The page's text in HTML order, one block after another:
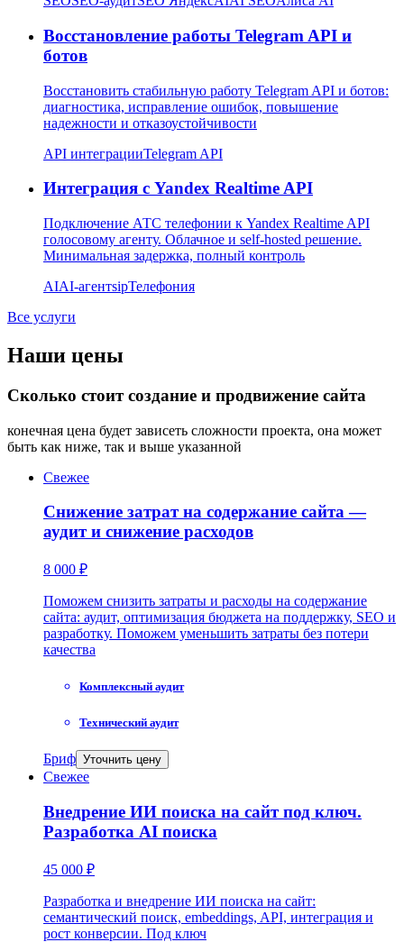
Восстановление работы Telegram API и
ботов
Восстановить стабильную работу Telegram API и ботов:
диагностика, исправление ошибок, повышение
надежности и отказоустойчивости
API интеграцииTelegram API
Интеграция с Yandex Realtime API
Подключение АТС телефонии к Yandex Realtime API
голосовому агенту. Облачное и self-hosted решение.
Минимальная задержка, полный контроль
AIAI-агентsipТелефония
Все услуги
Наши цены
Сколько стоит создание и продвижение сайта
конечная цена будет зависеть сложности проекта, она может
быть как ниже, так и выше указанной
Свежее
Снижение затрат на содержание сайта —
аудит и снижение расходов
8 000 ₽
Поможем снизить затраты и расходы на содержание
сайта: аудит, оптимизация бюджета на поддержку, SEO и
разработку. Поможем уменьшить затраты без потери
качества
Комплексный аудит
Технический аудит
Бриф Уточнить цену
Свежее
Внедрение ИИ поиска на сайт под ключ.
Разработка AI поиска
45 000 ₽
Разработка и внедрение ИИ поиска на сайт:
семантический поиск, embeddings, API, интеграция и
рост конверсии. Под ключ